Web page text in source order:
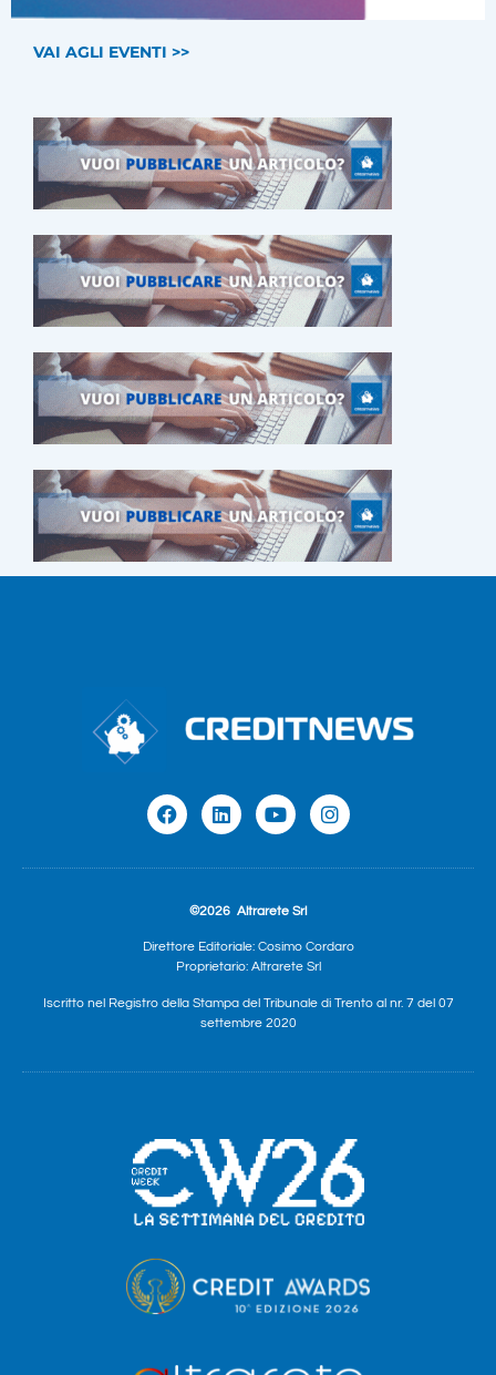
VAI AGLI EVENTI >>
©2026 Altrarete Srl
Direttore Editoriale: Cosimo Cordaro
Proprietario: Altrarete Srl
Iscritto nel Registro della Stampa del Tribunale di Trento al nr. 7 del 07
settembre 2020